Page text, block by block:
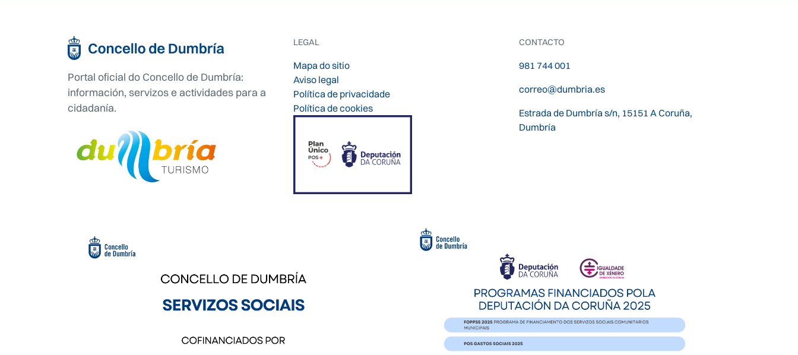
Portal oficial do Concello de Dumbría:
información, servizos e actividades para a
cidadanía.
LEGAL
Mapa do sitio
Aviso legal
Política de privacidade
Política de cookies
CONTACTO
981 744 001
correo@dumbria.es
Estrada de Dumbría s/n, 15151 A Coruña,
Dumbría